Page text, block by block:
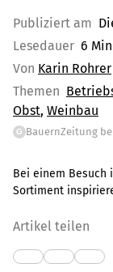
Publiziert am
Lesedauer 6
Von Karin Rohrer
Themen
Obst Weinbau
G BauernZeitung
Bei einem Besuch
Sortiment
Artikel teilen